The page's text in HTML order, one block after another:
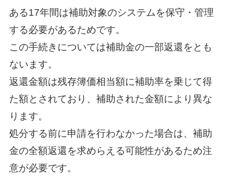
ある17年間は補助対象のシステムを保守・管理
する必要があるためです。
この手続きについては補助金の一部返還をとも
ないます。
返還金額は残存簿価相当額に補助率を乗じて得
た額とされており、補助された金額により異な
ります。
処分する前に申請を行わなかった場合は、補助
金の全額返還を求めらえる可能性があるため注
意が必要です。